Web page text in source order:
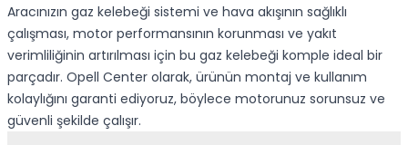
Aracınızın gaz kelebeği sistemi ve hava akışının sağlıklı
çalışması, motor performansının korunması ve yakıt
verimliliğinin artırılması için bu gaz kelebeği komple ideal bir
parçadır. Opell Center olarak, ürünün montaj ve kullanım
kolaylığını garanti ediyoruz, böylece motorunuz sorunsuz ve
güvenli şekilde çalışır.